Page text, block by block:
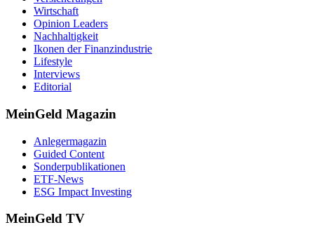
Wirtschaft
Opinion Leaders
Nachhaltigkeit
Ikonen der Finanzindustrie
Lifestyle
Interviews
Editorial
MeinGeld Magazin
Anlegermagazin
Guided Content
Sonderpublikationen
ETF-News
ESG Impact Investing
MeinGeld TV